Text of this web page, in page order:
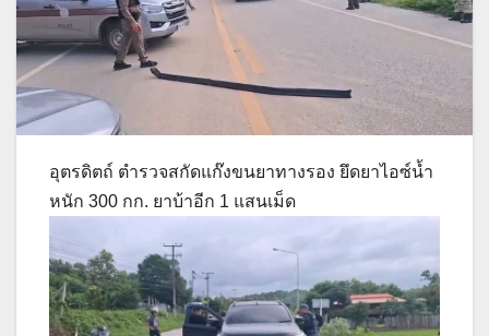
อุตรดิตถ์ ตำรวจสกัดแก๊งขนยาทางรอง ยึดยาไอซ์น้ำ
หนัก 300 กก. ยาบ้าอีก 1 แสนเม็ด